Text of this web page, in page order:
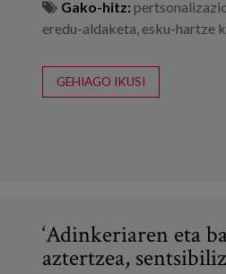
Gako-hitz:
eredu-aldaketa, esku-hartze
GEHIAGO IKUSI
‘Adinkeriaren eta
aztertzea,